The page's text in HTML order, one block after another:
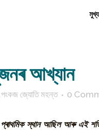
মুখ্য
আখ্যান
পংকজ জ্যোতি মহন্ত 0
স্থান আছিল আৰু এই